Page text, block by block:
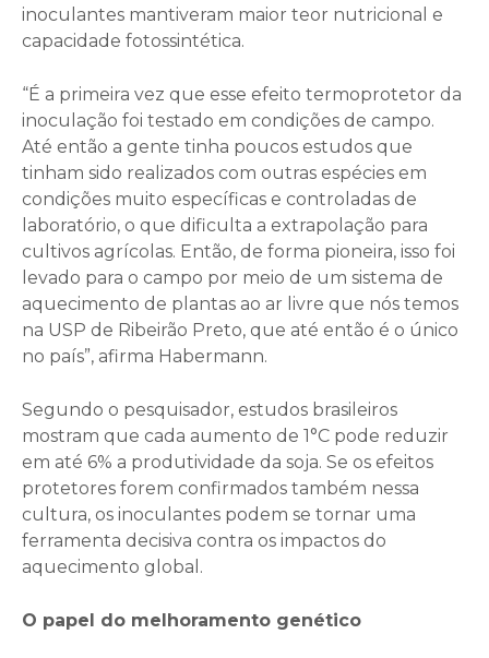
inoculantes mantiveram maior teor nutricional e
capacidade fotossintética.
“É a primeira vez que esse efeito termoprotetor da
inoculação foi testado em condições de campo.
Até então a gente tinha poucos estudos que
tinham sido realizados com outras espécies em
condições muito específicas e controladas de
laboratório, o que dificulta a extrapolação para
cultivos agrícolas. Então, de forma pioneira, isso foi
levado para o campo por meio de um sistema de
aquecimento de plantas ao ar livre que nós temos
na USP de Ribeirão Preto, que até então é o único
no país”, afirma Habermann.
Segundo o pesquisador, estudos brasileiros
mostram que cada aumento de 1°C pode reduzir
em até 6% a produtividade da soja. Se os efeitos
protetores forem confirmados também nessa
cultura, os inoculantes podem se tornar uma
ferramenta decisiva contra os impactos do
aquecimento global.
O papel do melhoramento genético